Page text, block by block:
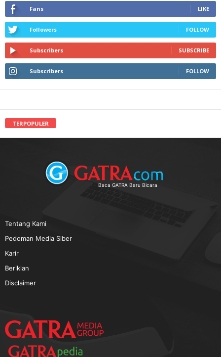
Fans LIKE
Followers FOLLOW
Subscribers SUBSCRIBE
Subscribers FOLLOW